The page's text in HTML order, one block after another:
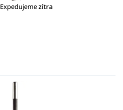
Expedujemezítra